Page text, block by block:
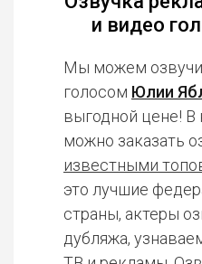
и видео
Мы можем
голосом Юлии
выгодной цене! В
можно заказать
известными
это лучшие
страны, актеры
дубляжа,